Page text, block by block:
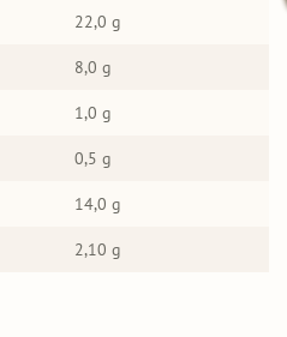
22,0 g
8,0 g
1,0 g
0,5 g
14,0 g
2,10 g